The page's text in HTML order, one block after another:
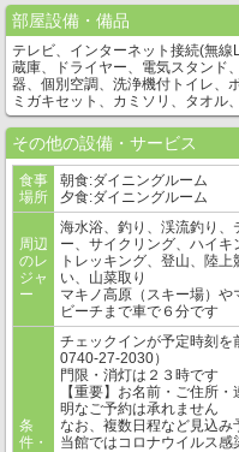
部屋設備・備品
テレビ、インターネット接続(無
蔵庫、ドライヤー、電気スタンド
器、個別空調、洗浄機付トイレ、
ミガキセット、カミソリ、タオル
その他の設備・サービス
食事
場所
朝食:ダイニングルーム
夕食:ダイニングルーム
周辺
のレ
ジャ
ー
海水浴、釣り、渓流釣り、
ー、サイクリング、ハイキ
トレッキング、登山、陸
い、山菜取り
マキノ高原（スキー場）
ビーチまで車で６分です
条
件・
チェックインが予定時刻
0740-27-2030）
門限・消灯は２３時です
【重要】お名前・ご住所
明なご予約は承れません
なお、複数日程など見込
当館ではコロナウイルス